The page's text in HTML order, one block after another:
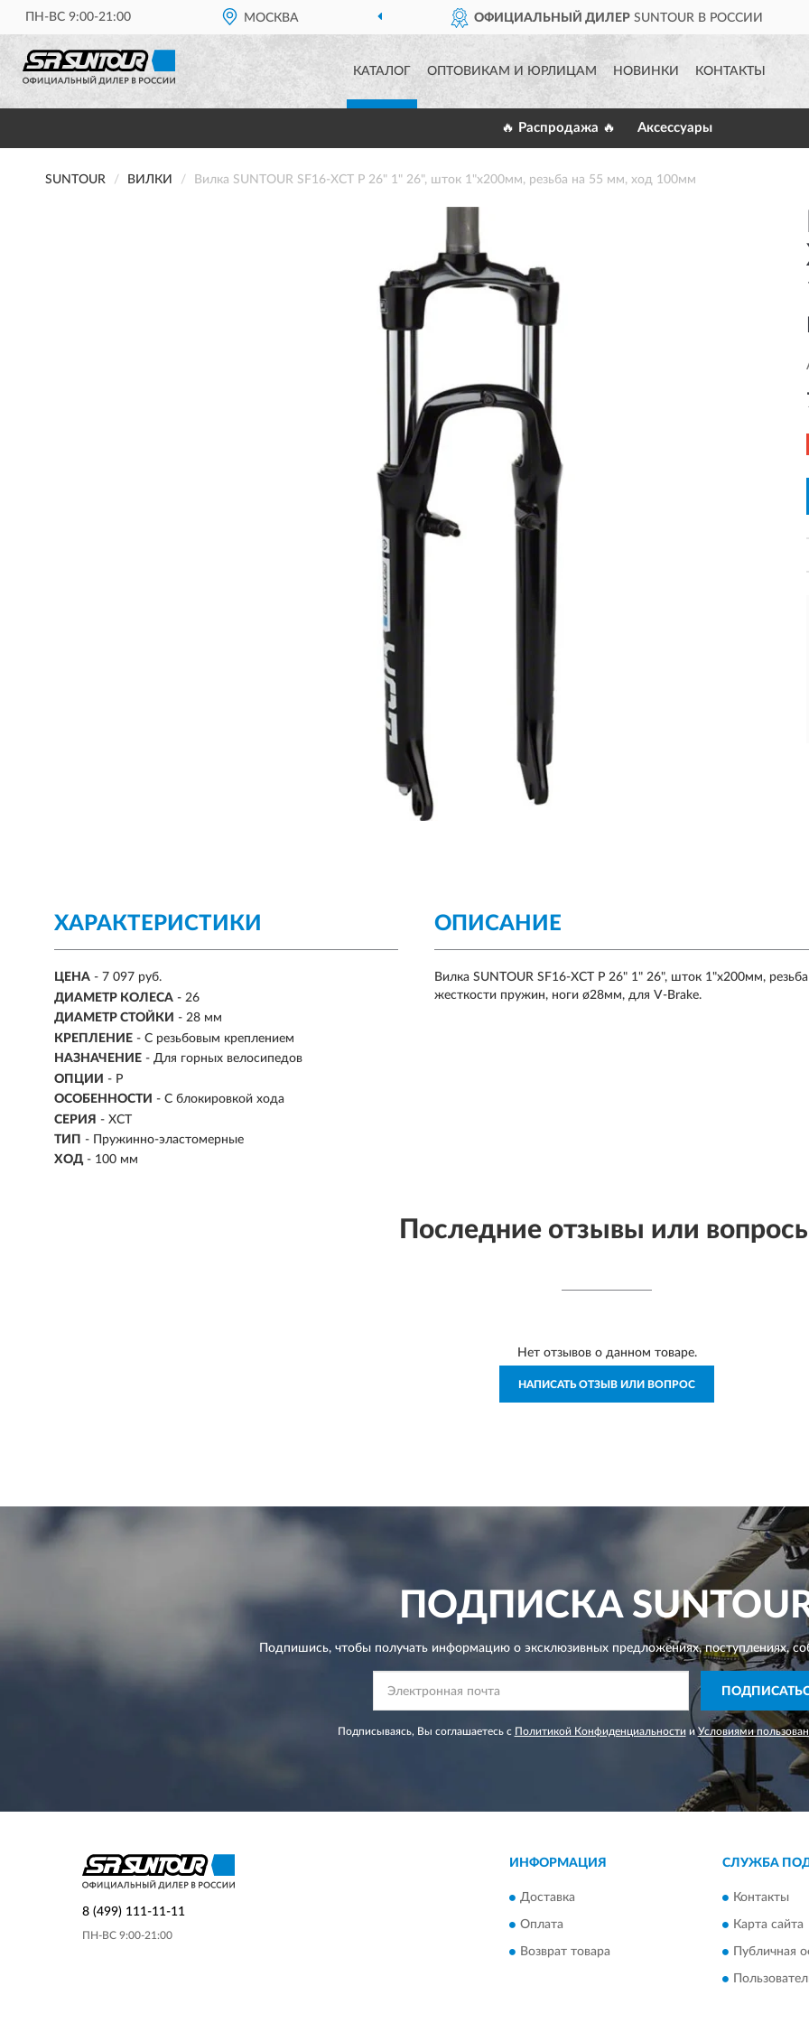
ПН-ВС 9:00-21:00 МОСКВА ОФИЦИАЛЬНЫЙ ДИЛЕРSUNTOUR В РОССИИ
КАТАЛОГ ОПТОВИКАМ И ЮРЛИЦАМ НОВИНКИ КОНТАКТЫ
🔥 Распродажа 🔥 Аксессуары
SUNTOUR ВИЛКИ Вилка SUNTOUR SF16-XCT P 26" 1" 26", шток 1"х200мм, резьба на 55 мм, ход 100мм
ХАРАКТЕРИСТИКИ
ЦЕНА - 7 097 руб.
ДИАМЕТР КОЛЕСА - 26
ДИАМЕТР СТОЙКИ - 28 мм
КРЕПЛЕНИЕ - С резьбовым креплением
НАЗНАЧЕНИЕ - Для горных велосипедов
ОПЦИИ - P
ОСОБЕННОСТИ - С блокировкой хода
СЕРИЯ - XCT
ТИП - Пружинно-эластомерные
ХОД - 100 мм
ОПИСАНИЕ
Вилка SUNTOUR SF16-XCT P 26" 1" 26", шток 1"х200мм,
жесткости пружин, ноги ø28мм, для V-Brake.
Последние отзывы или
Нет отзывов о данном товаре.
НАПИСАТЬ ОТЗЫВ ИЛИ ВОПРОС
ПОДПИСКА
Подпишись, чтобы получать информацию о эксклюзивных предложениях,поступлениях,
Подписываясь, Вы соглашаетесь с Политикой Конфиденциальности иУсловиями
8 (499) 111-11-11
ПН-ВС 9:00-21:00
ИНФОРМАЦИЯ
Доставка
Оплата
Возврат товара
СЛУЖБА
Контакты
Карта сайта
Публичная